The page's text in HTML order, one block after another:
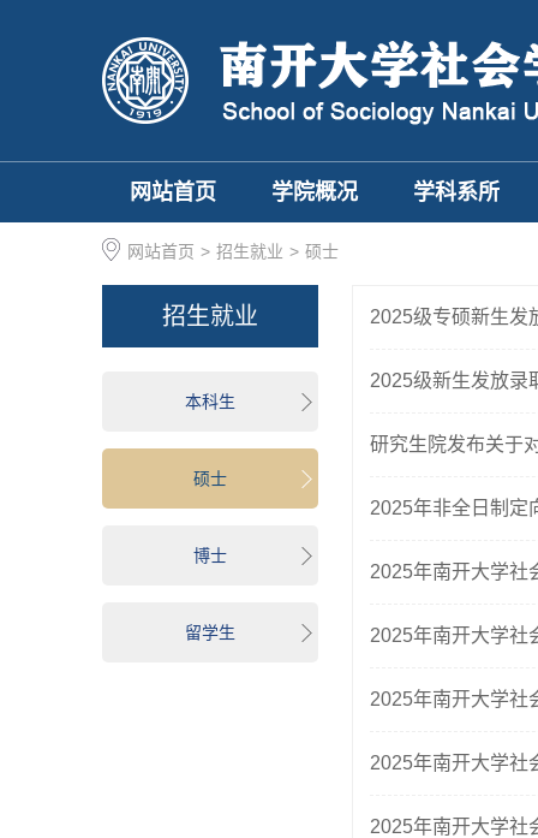
网站首页 学院概况 学科系所
网站首页 > 招生就业 > 硕士
招生就业
本科生
硕士
博士
留学生
2025级专硕新生发
2025级新生发放录
研究生院发布关于
2025年非全日制定
2025年南开大学社
2025年南开大学社
2025年南开大学社
2025年南开大学社
2025年南开大学社